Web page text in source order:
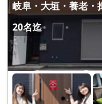
岐阜・大垣・養老・
20名迄